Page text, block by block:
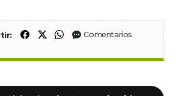
Compartir en Facebook
Compartir en X (Twitter)
Compartir en WhatsApp
Comentarios